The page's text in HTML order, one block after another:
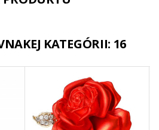
KATEGÓRII: 16